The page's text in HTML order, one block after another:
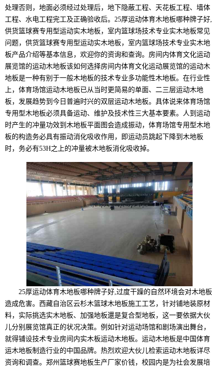
处理否则，地面必须经过处理后，地下隐蔽工程、天花板工程、墙体
工程、水电工程完工及正确验收后。25厚运动体育木地板哪种牌子好,
供货篮球赛专用型运动实木地板，室内篮球场技术专业实木地板常见
问题，供货篮球赛专用型运动实木地板，室内篮球场技术专业实木地
板产品介绍等基本信息，欢迎你的资询和查询。房间内体育文化运动
展览馆的运动木地板该如何选择房间内体育文化运动展览馆的运动木
地板是一种有别于一般木地板的技术专业多功能性木地板。在行业性
上，体育场馆运动木地板已从当时更简易的单面、二三层运动木地
板，发展趋势到今日普遍时兴的双层运动木地板。具体说来体育场馆
专用型木地板必须具备运动、维护及技术性三大基本要素。人到运动
时产生的冲量功效到木地板平面图会造成振动，体育场馆专用型木地
板的构造务必具有振动消化吸收作用，即运动员跳起下降到木地板
时，务必有53H之上的冲量被木地板消化吸收掉。
25厚运动体育木地板哪种牌子好,过度干躁的自然环境会对木地板
造成危害。西藏自治区云杉木篮球木地板施工工艺，针对铺地装原材
料，实际挑选实木地板、加强地板還是复合型地板，这一要依据大伙
儿分别展览馆真正的状况决策。例如针对运动场馆和剧场演出舞台，
就得铺设技术专业房间内实木板运动木地板。运动木地板是中国体育
运木地板制造行业的中国品牌。热烈欢迎大伙儿检索运动木地板详尽
资询和调查。郑州篮球赛地板生产厂家价钱，校园内是为社会发展培